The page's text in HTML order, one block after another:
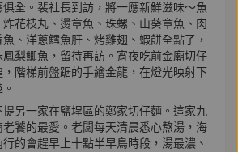
全。裴社長到訪，將一應新鮮滋味～魚
花枝丸、燙章魚、珠螺、山葵章魚、肉
、洋蔥鱈魚肝、烤雞翅、蝦餅全點了，
梨鯽魚，留待再訪。宵夜吃前金廟切仔
階梯前盤踞的手繪金龍，在燈光映射下
另一家在鹽埕區的鄭家切仔麵。這家九
饕的最愛。老闆每天清晨悉心熬湯，海
的會趕早上十點半早鳥時段，湯最濃、